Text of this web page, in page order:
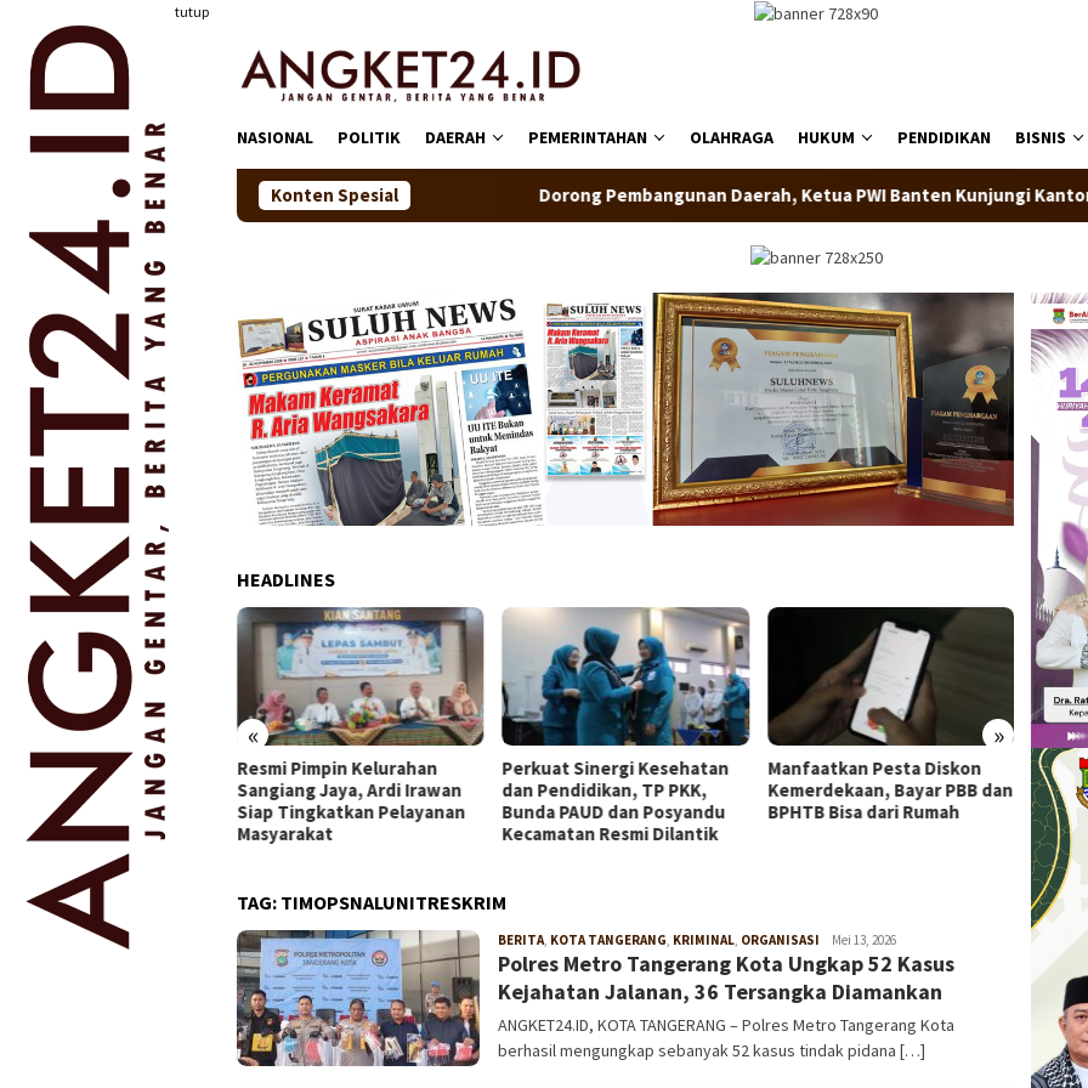
konten
tutup
NASIONAL POLITIK DAERAH PEMERINTAHAN OLAHRAGA HUKUM PENDIDIKAN BISNIS
Konten SpesialDorong Pembangunan Daerah, Ketua PWI Banten Kunjungi Kantor Sekber PWI dan
HEADLINES
« »
Pembangunan
Ketua PWI Banten
Kantor Sekber PWI
SMSI Pandeglang
Resmi Pimpin Kelurahan
Sangiang Jaya, Ardi Irawan
Siap Tingkatkan Pelayanan
Masyarakat
Perkuat Sinergi Kesehatan
dan Pendidikan, TP PKK,
Bunda PAUD dan Posyandu
Kecamatan Resmi Dilantik
Manfaatkan Pesta Diskon
Kemerdekaan, Bayar PBB dan
BPHTB Bisa dari Rumah
TAG: TIMOPSNALUNITRESKRIM
BERITA, KOTA TANGERANG, KRIMINAL, ORGANISASI W4nt0
Mei 13, 2026
Polres Metro Tangerang Kota Ungkap 52 Kasus
Kejahatan Jalanan, 36 Tersangka Diamankan
ANGKET24.ID, KOTA TANGERANG – Polres Metro Tangerang Kota
berhasil mengungkap sebanyak 52 kasus tindak pidana […]